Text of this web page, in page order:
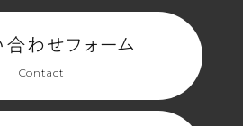
わせフォーム
Contact